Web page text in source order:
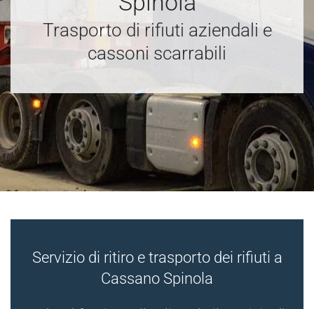
Trasporto di rifiuti aziendali e
cassoni scarrabili
Servizio di ritiro e trasporto dei rifiuti a
Cassano Spinola